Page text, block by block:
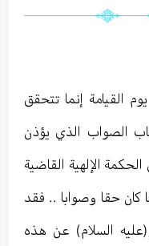
القيامة إنما تتحقق
الصواب الذي يؤذن
الإلهية القاضية
كان حقا وصوابا . . فقد
(عليه السلام) عن هذه